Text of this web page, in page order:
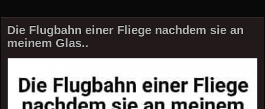
Die Flugbahn einer Fliege nachdem sie an
meinem Glas..